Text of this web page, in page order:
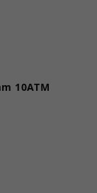
10ATM